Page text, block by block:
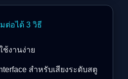
ต่อได้ 3 วิธี
งานง่าย
สำหรับเสียงระดับสตู